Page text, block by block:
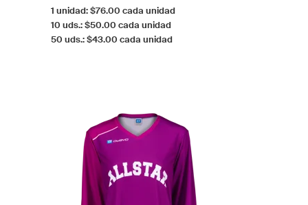
1 unidad: $76.00 cada unidad
10 uds.: $50.00 cada unidad
50 uds.: $43.00 cada unidad